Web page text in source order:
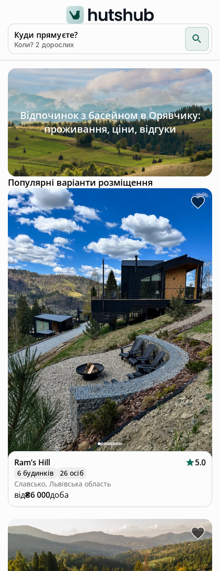
Куди прямуєте?
Коли? 2 дорослих
Відпочинок з басейном в Орявчику:
проживання, ціни, відгуки
Популярні варіанти розміщення
Ram’s Hill 5.0
6 будинків
26 осіб
Славсько, Львівська область
від₴6 000доба